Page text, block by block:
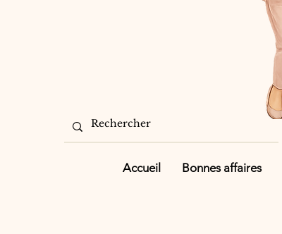
Accueil Bonnes affaires